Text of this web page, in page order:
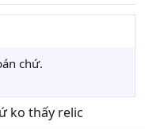
chứ.
ko thấy relic